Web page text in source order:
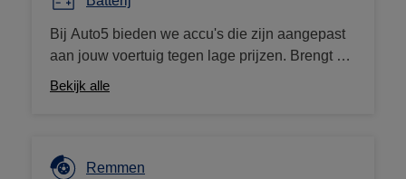
Bij Auto5 bieden we accu's die zijn aangepast
aan jouw voertuig tegen lage prijzen. Brengt u
uw oude accu mee? Dan krijg je van ons een
Bekijk alle
Remmen